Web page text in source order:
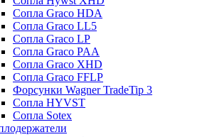
Сопла Graco HDA
Сопла Graco LL5
Сопла Graco LP
Сопла Graco PAA
Сопла Graco XHD
Сопла Graco FFLP
Форсунки Wagner TradeTip 3
Сопла HYVST
Сопла Sotex